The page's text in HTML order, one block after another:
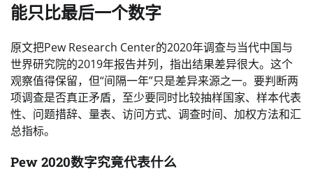
能只比最后一个数字
原文把Pew Research Center的2020年调查与当代中国与
世界研究院的2019年报告并列，指出结果差异很大。这个
观察值得保留，但“间隔一年”只是差异来源之一。要判断两
项调查是否真正矛盾，至少要同时比较抽样国家、样本代表
性、问题措辞、量表、访问方式、调查时间、加权方法和汇
总指标。
Pew 2020数字究竟代表什么